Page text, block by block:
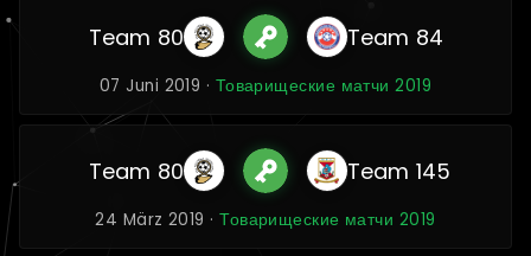
Team 80 Team 84
07 Juni 2019 · Товарищеские матчи 2019
Team 80 Team 145
24 März 2019 ·Товарищеские матчи 2019